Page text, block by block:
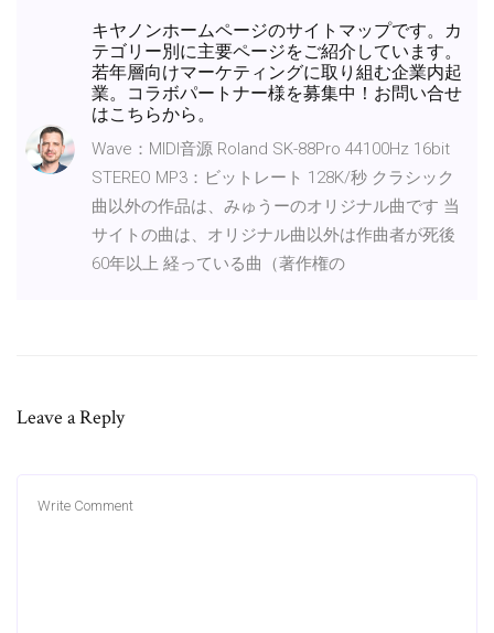
キヤノンホームページのサイトマップです。カ
テゴリー別に主要ページをご紹介しています。
若年層向けマーケティングに取り組む企業内起
業。コラボパートナー様を募集中！お問い合せ
はこちらから。
Wave：MIDI音源 Roland SK-88Pro 44100Hz 16bit
STEREO MP3：ビットレート 128K/秒 クラシック
曲以外の作品は、みゅうーのオリジナル曲です 当
サイトの曲は、オリジナル曲以外は作曲者が死後
60年以上 経っている曲（著作権の
Leave a Reply